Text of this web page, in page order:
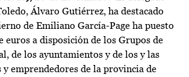
Álvaro Gutiérrez, ha destacado
de Emiliano García-Page ha puesto
euros a disposición de los Grupos de
de los ayuntamientos y de los y las
y emprendedores de la provincia de